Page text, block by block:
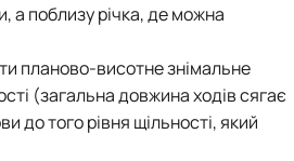
а поблизу річка, де можна
планово-висотне знімальне
(загальна довжина ходів сягає
до того рівня щільності, який